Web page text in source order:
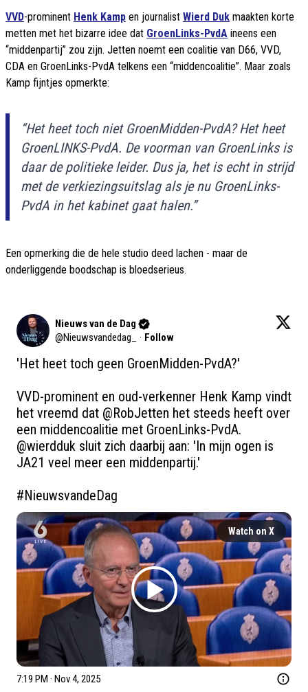
VVD-prominent Henk Kamp en journalist Wierd Duk maakten korte
metten met het bizarre idee dat GroenLinks-PvdA ineens een
“middenpartij” zou zijn. Jetten noemt een coalitie van D66, VVD,
CDA en GroenLinks-PvdA telkens een “middencoalitie”. Maar zoals
Kamp fijntjes opmerkte:
“Het heet toch niet GroenMidden-PvdA? Het heet
GroenLINKS-PvdA. De voorman van GroenLinks is
daar de politieke leider. Dus ja, het is echt in strijd
met de verkiezingsuitslag als je nu GroenLinks-
PvdA in het kabinet gaat halen.”
Een opmerking die de hele studio deed lachen - maar de
onderliggende boodschap is bloedserieus.
Nieuws van de Dag
@Nieuwsvandedag_ · Follow
'Het heet toch geen GroenMidden-PvdA?'
VVD-prominent en oud-verkenner Henk Kamp vindt
het vreemd dat @RobJetten het steeds heeft over
@wierdduk sluit zich daarbij aan: 'In mijn ogen is
JA21 veel meer een middenpartij.'
#NieuwsvandeDag
Watch on X
7:19 PM · Nov 4, 2025